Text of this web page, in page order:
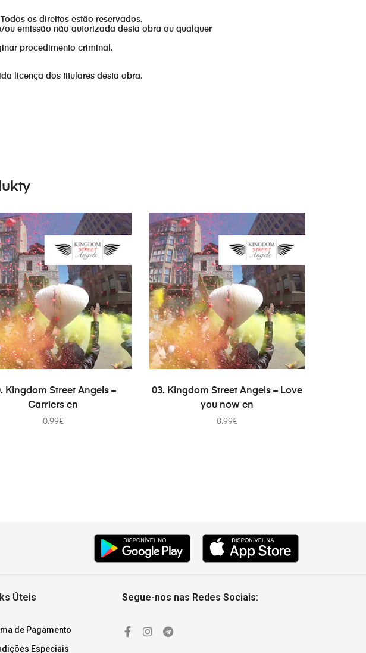
os direitos estão reservados.
emissão não autorizada desta obra ou qualquer
procedimento criminal.
licença dos titulares desta obra.
PRIDAŤ DO KOŠÍKA
Kingdom Street Angels –
Carriers en
0.99€
PRIDAŤ DO KOŠÍKA
03. Kingdom Street Angels – Love
you now en
0.99€
Úteis
de Pagamento
Especiais
Segue-nos nas Redes Sociais: